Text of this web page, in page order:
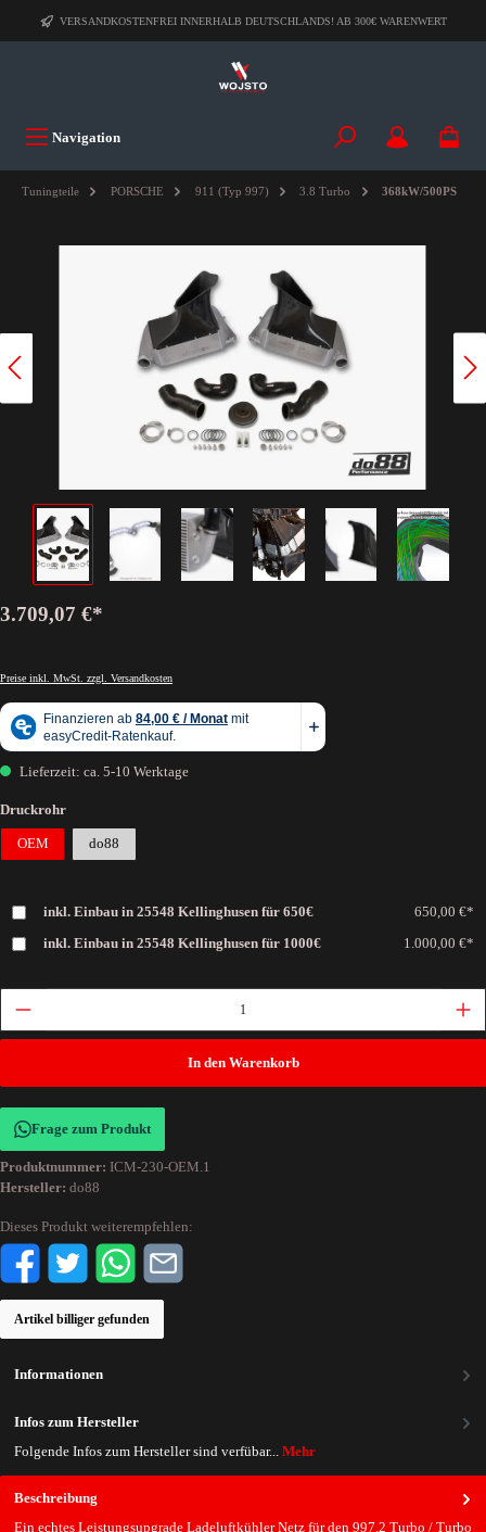
VERSANDKOSTENFREI INNERHALB DEUTSCHLANDS! AB 300€ WARENWERT
Navigation
Tuningteile PORSCHE 911 (Typ 997) 3.8 Turbo 368kW/500PS
3.709,07 €*
Preise inkl. MwSt. zzgl. Versandkosten
Lieferzeit: ca. 5-10 Werktage
Druckrohr
OEM do88
inkl. Einbau in 25548 Kellinghusen für 650€ 650,00 €*
inkl. Einbau in 25548 Kellinghusen für 1000€ 1.000,00 €*
In den Warenkorb
Frage zum Produkt
Produktnummer: ICM-230-OEM.1
Hersteller: do88
Dieses Produkt weiterempfehlen:
Artikel billiger gefunden
Beschreibung
Ein echtes Leistungsupgrade Ladeluftkühler Netz für den 997.2 Turbo / Turbo
Informationen
Infos zum Hersteller
Folgende Infos zum Hersteller sind verfübar... Mehr